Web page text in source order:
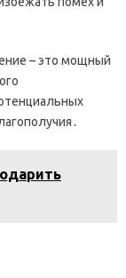
– это мощный